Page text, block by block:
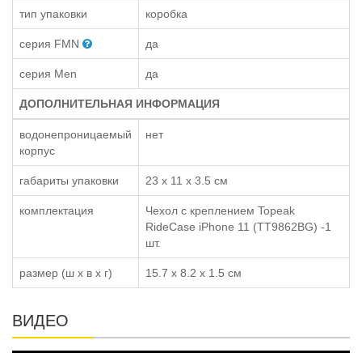
тип упаковки коробка
серия FMN да
серия Men да
ДОПОЛНИТЕЛЬНАЯ ИНФОРМАЦИЯ
водонепроницаемый
корпус
нет
габариты упаковки 23 x 11 x 3.5 см
комплектация
Чехол с креплением Topeak
RideCase iPhone 11 (TT9862BG) -1
шт.
размер (ш x в x г) 15.7 x 8.2 x 1.5 см
ВИДЕО